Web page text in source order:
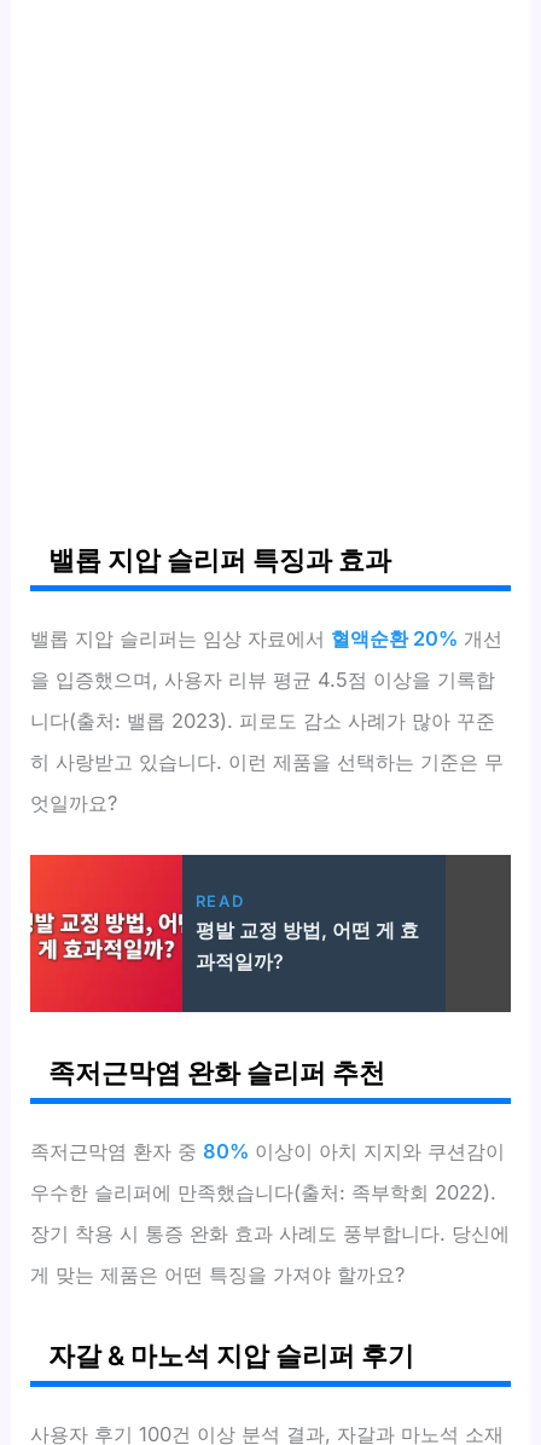
밸롭 지압 슬리퍼 특징과 효과
밸롭 지압 슬리퍼는 임상 자료에서 혈액순환 20% 개선
을 입증했으며, 사용자 리뷰 평균 4.5점 이상을 기록합
니다(출처: 밸롭 2023). 피로도 감소 사례가 많아 꾸준
히 사랑받고 있습니다. 이런 제품을 선택하는 기준은 무
엇일까요?
READ
평발 교정 방법, 어떤 게 효
과적일까?
족저근막염 완화 슬리퍼 추천
족저근막염 환자 중80% 이상이 아치 지지와 쿠션감이
우수한 슬리퍼에 만족했습니다(출처: 족부학회 2022).
장기 착용 시 통증 완화 효과 사례도 풍부합니다. 당신에
게 맞는 제품은 어떤 특징을 가져야 할까요?
자갈 & 마노석 지압 슬리퍼 후기
사용자 후기 100건 이상 분석 결과, 자갈과 마노석 소재